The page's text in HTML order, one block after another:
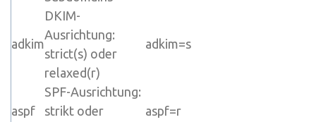
adkim
DKIM-
Ausrichtung:
strict(s) oder
relaxed(r)
adkim=s
aspf
SPF-Ausrichtung:
strikt oder
aspf=r